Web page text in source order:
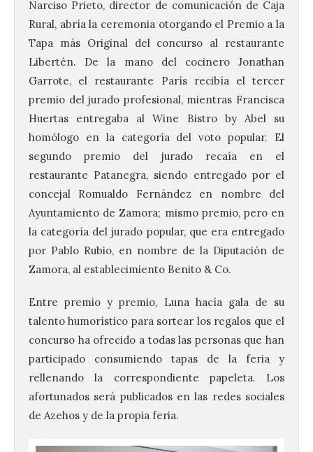
Narciso Prieto, director de comunicación de Caja
Rural, abría la ceremonia otorgando el Premio a la
Tapa más Original del concurso al restaurante
Libertén. De la mano del cocinero Jonathan
Garrote, el restaurante París recibía el tercer
premio del jurado profesional, mientras Francisca
Huertas entregaba al Wine Bistro by Abel su
homólogo en la categoría del voto popular. El
segundo premio del jurado recaía en el
restaurante Patanegra, siendo entregado por el
concejal Romualdo Fernández en nombre del
Ayuntamiento de Zamora; mismo premio, pero en
la categoría del jurado popular, que era entregado
por Pablo Rubio, en nombre de la Diputación de
Zamora, al establecimiento Benito & Co.
Entre premio y premio, Luna hacía gala de su
talento humorístico para sortear los regalos que el
concurso ha ofrecido a todas las personas que han
participado consumiendo tapas de la feria y
rellenando la correspondiente papeleta. Los
afortunados será publicados en las redes sociales
de Azehos y de la propia feria.